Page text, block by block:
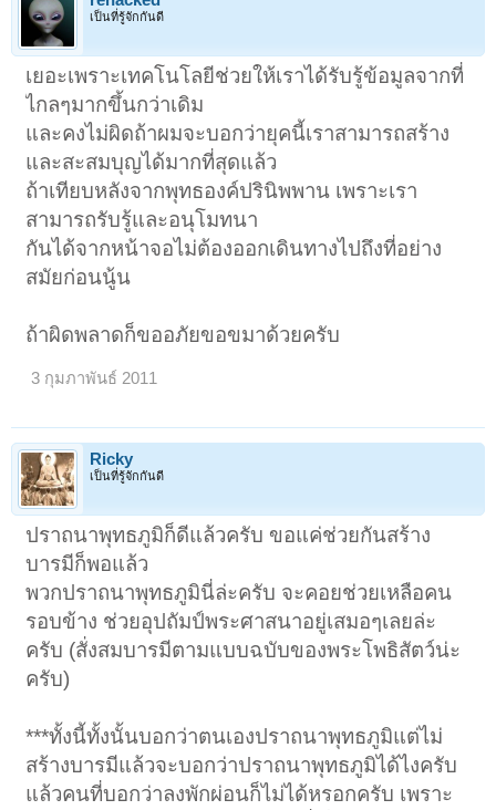
เป็นที่รู้จักกันดี
เยอะเพราะเทคโนโลยีช่วยให้เราได้รับรู้ข้อมูลจากที่
ไกลๆมากขึ้นกว่าเดิม
และคงไม่ผิดถ้าผมจะบอกว่ายุคนี้เราสามารถสร้าง
และสะสมบุญได้มากที่สุดแล้ว
ถ้าเทียบหลังจากพุทธองค์ปรินิพพาน เพราะเรา
สามารถรับรู้และอนุโมทนา
กันได้จากหน้าจอไม่ต้องออกเดินทางไปถึงที่อย่าง
สมัยก่อนนู้น
ถ้าผิดพลาดก็ขออภัยขอขมาด้วยครับ
3 กุมภาพันธ์ 2011
Ricky
เป็นที่รู้จักกันดี
ปราถนาพุทธภูมิก็ดีแล้วครับ ขอแค่ช่วยกันสร้าง
บารมีก็พอแล้ว
พวกปราถนาพุทธภูมินี่ล่ะครับ จะคอยช่วยเหลือคน
รอบข้าง ช่วยอุปถัมป์พระศาสนาอยู่เสมอๆเลยล่ะ
ครับ (สั่งสมบารมีตามแบบฉบับของพระโพธิสัตว์น่ะ
ครับ)
***ทั้งนี้ทั้งนั้นบอกว่าตนเองปราถนาพุทธภูมิแต่ไม่
สร้างบารมีแล้วจะบอกว่าปราถนาพุทธภูมิได้ไงครับ
แล้วคนที่บอกว่าลงพักผ่อนก็ไม่ได้หรอกครับ เพราะ